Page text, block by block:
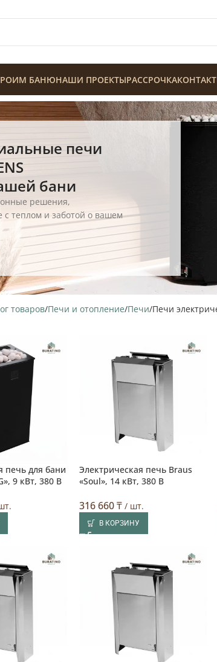
БАНЮНАШИ ПРОЕКТЫРАССРОЧКА
печи
бани
решения,
с теплом и заботой о вашем
товаров Печи и отопление Печи Печи
печь для бани
9 кВт, 380 В
Электрическая печь Braus
«Soul», 14 кВт, 380 В
316 660₸ / шт.
В КОРЗИНУ